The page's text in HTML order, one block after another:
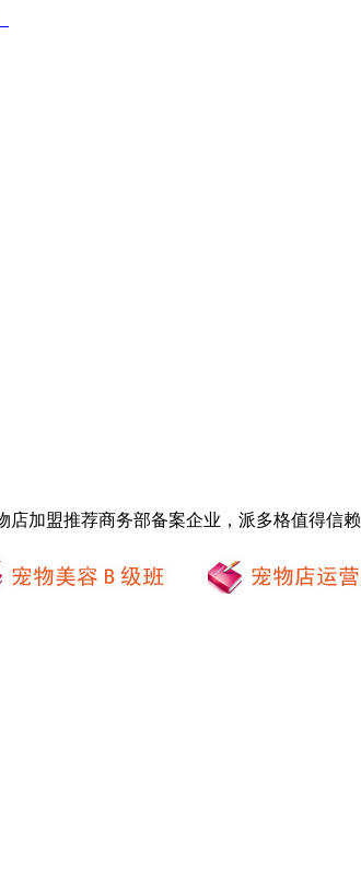
店加盟推荐商务部备案企业，派多格值得信赖